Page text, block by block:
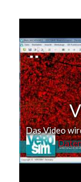
Das Video